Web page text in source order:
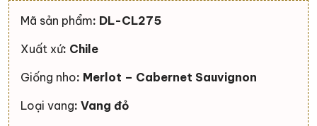
Mã sản phẩm: DL-CL275
Xuất xứ: Chile
Giống nho: Merlot – Cabernet Sauvignon
Loại vang: Vang đỏ